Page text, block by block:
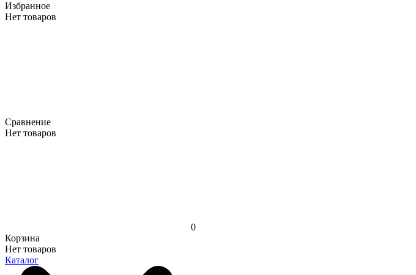
Избранное
Нет товаров
Сравнение
Нет товаров
0
Корзина
Нет товаров
Каталог